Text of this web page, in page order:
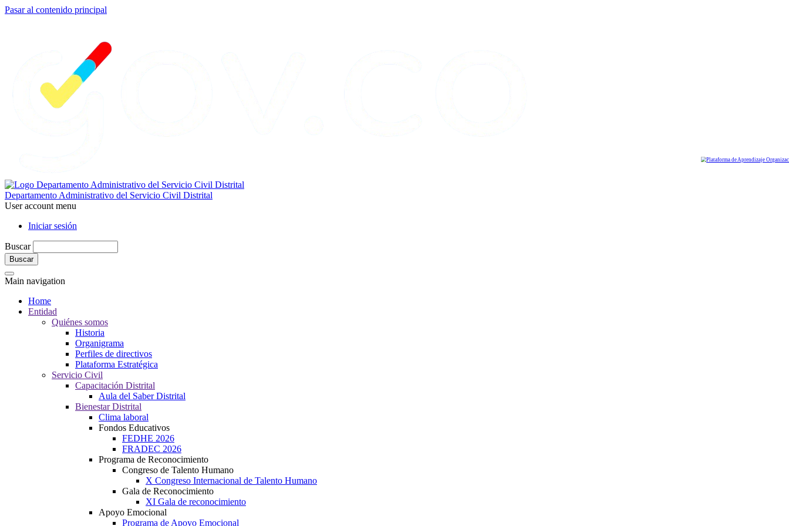
Pasar al contenido principal
Departamento Administrativo del Servicio Civil Distrital
User account menu
Iniciar sesión
Buscar
Main navigation
Home
Entidad
Quiénes somos
Historia
Organigrama
Perfiles de directivos
Plataforma Estratégica
Servicio Civil
Capacitación Distrital
Aula del Saber Distrital
Bienestar Distrital
Clima laboral
Fondos Educativos
FEDHE 2026
FRADEC 2026
Programa de Reconocimiento
Congreso de Talento Humano
X Congreso Internacional de Talento Humano
Gala de Reconocimiento
XI Gala de reconocimiento
Apoyo Emocional
Programa de Apoyo Emocional